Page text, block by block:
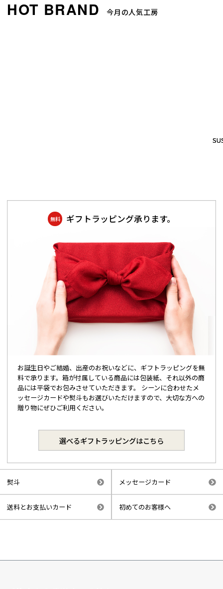
今月の人気工房
無料 ギフトラッピング承ります。
お誕生日やご結婚、出産のお祝いなどに、ギフトラッピングを無
料で承ります。箱が付属している商品には包装紙、それ以外の商
品には平袋でお包みさせていただきます。 シーンに合わせたメ
ッセージカードや熨斗もお選びいただけますので、大切な方への
贈り物にぜひご利用ください。
選べるギフトラッピングはこちら
熨斗 メッセージカード
送料とお支払いカード 初めてのお客様へ